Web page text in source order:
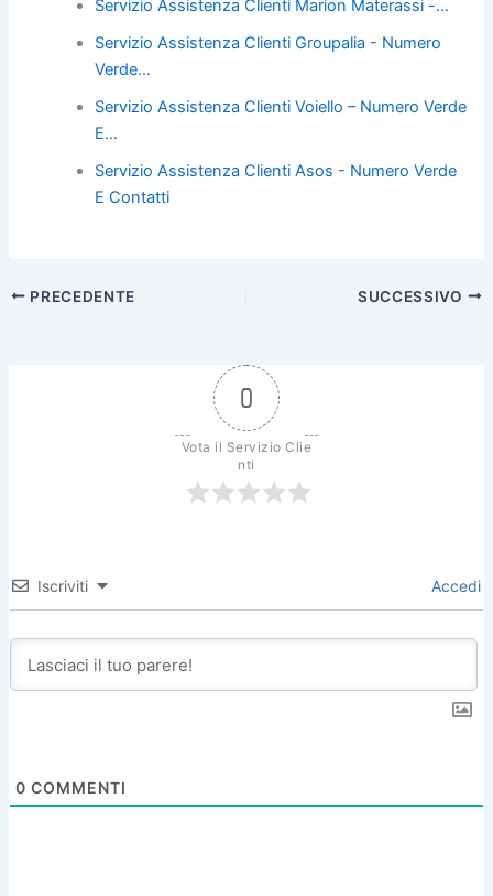
o
k
di
Servizio Assistenza Clienti Marion Materassi -…
Servizio Assistenza Clienti Groupalia - Numero
Verde…
Servizio Assistenza Clienti Voiello – Numero Verde
E…
Servizio Assistenza Clienti Asos - Numero Verde
E Contatti
PRECEDENTE SUCCESSIVO
0
Vota il Servizio Clie
nti
Iscriviti Accedi
0 COMMENTI